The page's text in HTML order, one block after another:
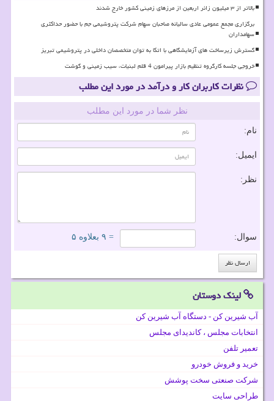
بالاتر از ۳ میلیون زائر اربعین از مرزهای زمینی کشور خارج شدند
برگزاری مجمع عمومی عادی سالیانه صاحبان سهام شرکت پتروشیمی جم با حضور حداکثری
سهامداران
گسترش زیرساخت های آزمایشگاهی با اتکا به توان متخصصان داخلی در پتروشیمی تبریز
خروجی جلسه کارگروه تنظیم بازار پیرامون 4 قلم لبنیات، سیب زمینی و گوشت
نظرات کاربران کار و درآمد در مورد این مطلب
نظر شما در مورد این مطلب
نام:
ایمیل:
نظر:
سوال: = ۹ بعلاوه ۵
لینک دوستان
آب شیرین کن - دستگاه آب شیرین کن
انتخابات مجلس ، کاندیدای مجلس
تعمیر تلفن
خرید و فروش خودرو
شرکت صنعتی سخت پوشش
طراحی سایت